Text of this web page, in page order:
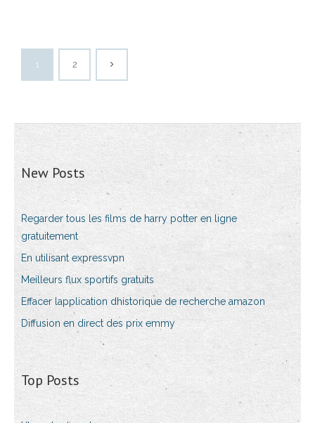
1 2
New Posts
Regarder tous les films de harry potter en ligne
gratuitement
En utilisant expressvpn
Meilleurs flux sportifs gratuits
Effacer lapplication dhistorique de recherche amazon
Diffusion en direct des prix emmy
Top Posts